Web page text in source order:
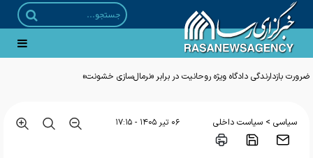
ضرورت بازدارندگی دادگاه ویژه روحانیت در برابر «نرمال‌سازی خشونت»
سیاسی > سیاست داخلی ۰۶ تير ۱۴۰۵ - ۱۷:۱۵